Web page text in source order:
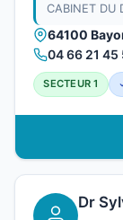
CABINET DU
64100
04 66 21 45
SECTEUR 1
Dr